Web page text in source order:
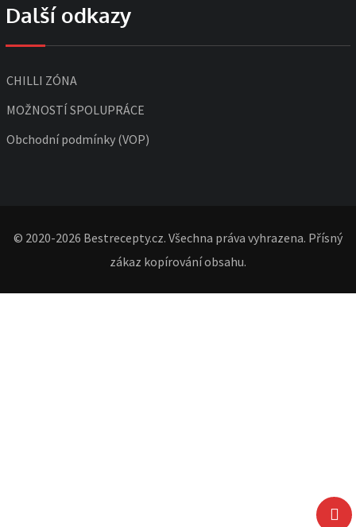
Další odkazy
CHILLI ZÓNA
MOŽNOSTÍ SPOLUPRÁCE
Obchodní podmínky (VOP)
© 2020-2026 Bestrecepty.cz. Všechna práva vyhrazena. Přísný
zákaz kopírování obsahu.